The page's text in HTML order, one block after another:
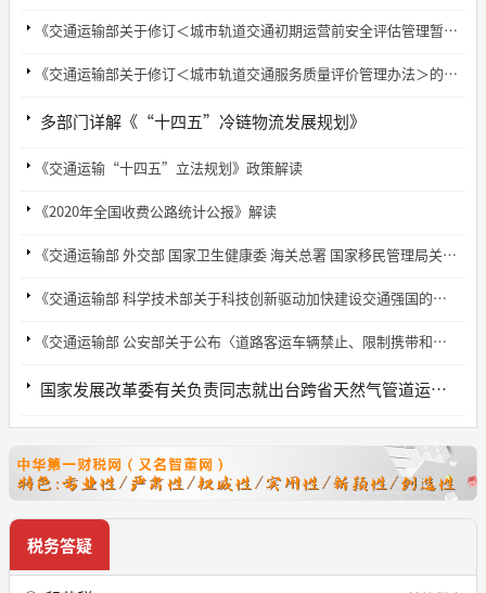
《交通运输部关于修订＜城市轨道交通初期运营前安全评估管理暂行办法＞的通知》解读
《交通运输部关于修订＜城市轨道交通服务质量评价管理办法＞的通知》解读
多部门详解《“十四五”冷链物流发展规划》
《交通运输“十四五”立法规划》政策解读
《2020年全国收费公路统计公报》解读
《交通运输部 外交部 国家卫生健康委 海关总署 国家移民管理局关于进一步加强国际转国内航线船舶疫情防控工作的通知》解读
《交通运输部 科学技术部关于科技创新驱动加快建设交通强国的意见》解读
《交通运输部 公安部关于公布〈道路客运车辆禁止、限制携带和托运物品目录〉的公告》解读
国家发展改革委有关负责同志就出台跨省天然气管道运输定价机制答记者问
税务答疑